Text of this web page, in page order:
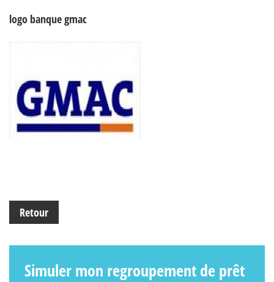
logo banque gmac
Retour
Simuler mon regroupement de prêt